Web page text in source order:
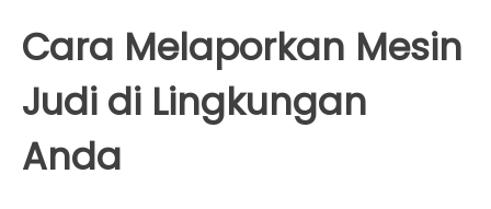
Cara Melaporkan Mesin
Judi di Lingkungan
Anda